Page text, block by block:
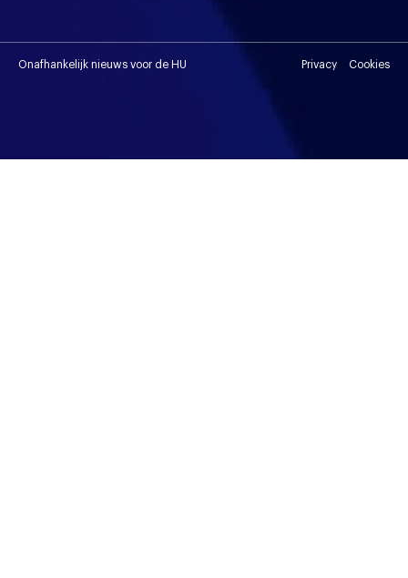
Onafhankelijk nieuws voor de HU Privacy Cookies